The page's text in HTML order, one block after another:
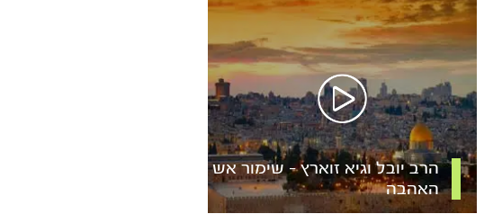
הרב יובל וגיא זוארץ – שימור אש
האהבה